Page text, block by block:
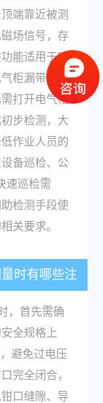
端靠近被测
场信号，存
能适用于暗
柜漏带电排
打开电气柜
步检测，大
作业人员的
备巡检、公
速巡检需
检测手段使
关要求。
时有哪些注
，首先需确
全规格上
避免过电压
完全闭合，
口缝隙、导